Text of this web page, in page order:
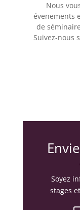
Nous
évenements
de
Suivez-nous
Soyez
stages